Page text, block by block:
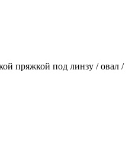
пряжкой под линзу / овал /